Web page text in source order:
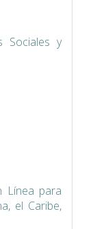
Sociales y
Línea para
el Caribe,